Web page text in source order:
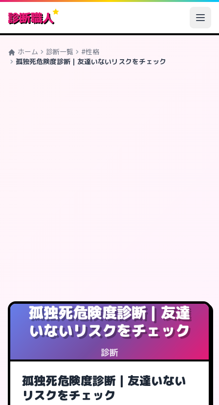
診断職人
ホーム 診断一覧
#性格
孤独死危険度診断｜友達いないリスクをチェック
孤独死危険度診断｜友達
いないリスクをチェック
診断
孤独死危険度診断｜友達いない
リスクをチェック